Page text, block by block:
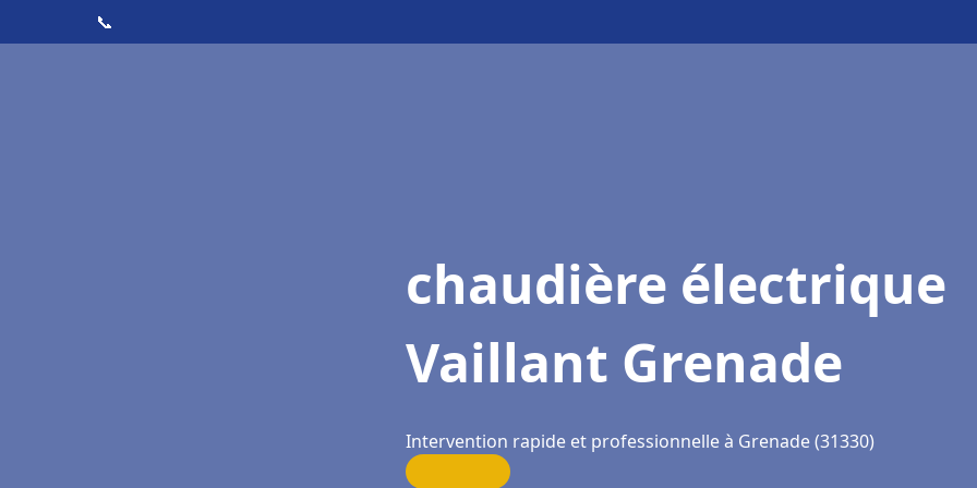
📞
chaudière électrique
Vaillant Grenade
Intervention rapide et professionnelle à Grenade (31330)